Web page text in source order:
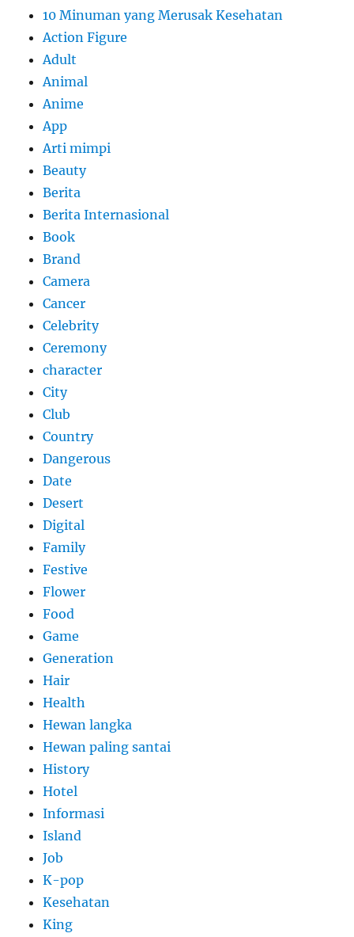
10 Minuman yang Merusak Kesehatan
Action Figure
Adult
Animal
Anime
App
Arti mimpi
Beauty
Berita
Berita Internasional
Book
Brand
Camera
Cancer
Celebrity
Ceremony
character
City
Club
Country
Dangerous
Date
Desert
Digital
Family
Festive
Flower
Food
Game
Generation
Hair
Health
Hewan langka
Hewan paling santai
History
Hotel
Informasi
Island
Job
K-pop
Kesehatan
King